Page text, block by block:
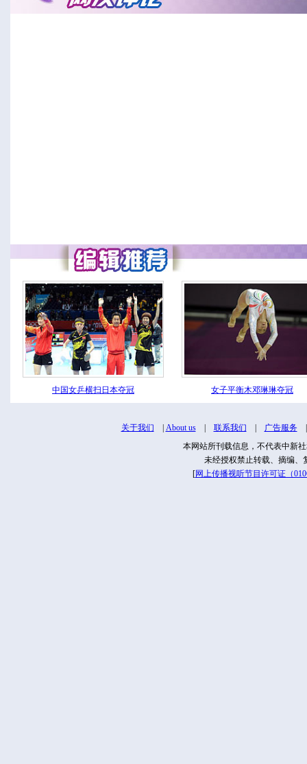
中国女乒横扫日本夺冠 女子平衡木邓琳琳夺冠
关于我们 About us| 联系我们 广告服务
本网站所刊载信息，不代表中新
未经授权禁止转载、摘编、
[网上传播视听节目许可证（